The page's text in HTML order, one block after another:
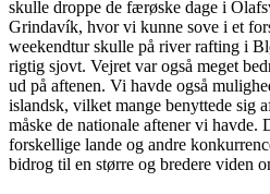
skulle droppe de færøske dage i
Grindavík, hvor vi kunne sove i et
weekendtur skulle på river rafting i
rigtig sjovt. Vejret var også meget
ud på aftenen. Vi havde også
islandsk, vilket mange benyttede sig
måske de nationale aftener vi havde.
forskellige lande og andre
bidrog til en større og bredere viden